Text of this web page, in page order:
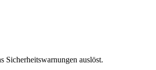
Sicherheitswarnungen auslöst.